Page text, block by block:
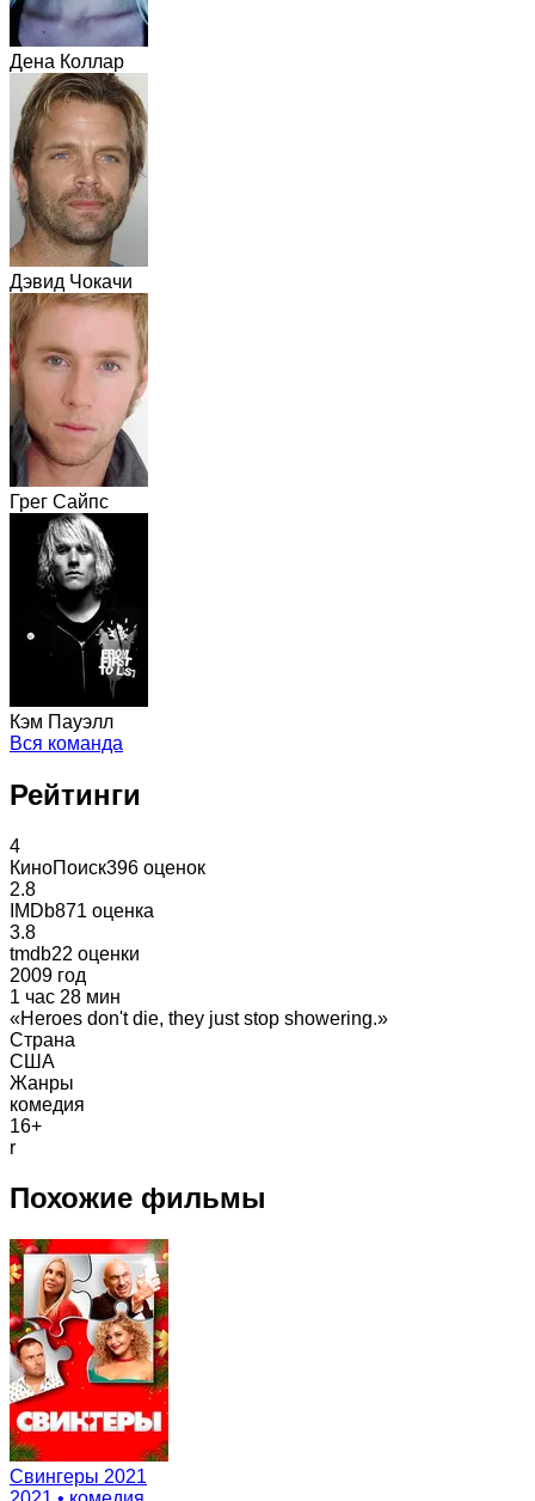
Дена Коллар
Дэвид Чокачи
Грег Сайпс
Кэм Пауэлл
Вся команда
Рейтинги
4
КиноПоиск396 оценок
2.8
IMDb871 оценка
3.8
tmdb22 оценки
2009 год
1 час 28 мин
«Heroes don't die, they just stop showering.»
Страна
США
Жанры
комедия
16+
r
Похожие фильмы
Свингеры 2021